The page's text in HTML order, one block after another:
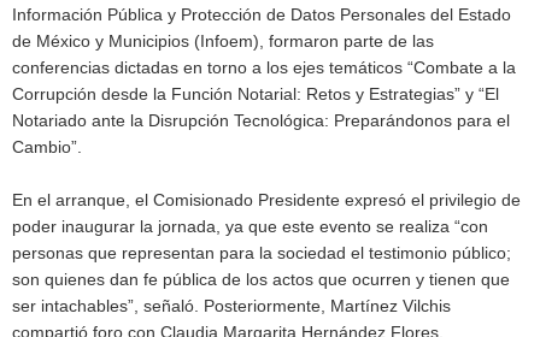
Información Pública y Protección de Datos Personales del Estado
de México y Municipios (Infoem), formaron parte de las
conferencias dictadas en torno a los ejes temáticos “Combate a la
Corrupción desde la Función Notarial: Retos y Estrategias” y “El
Notariado ante la Disrupción Tecnológica: Preparándonos para el
Cambio”.
En el arranque, el Comisionado Presidente expresó el privilegio de
poder inaugurar la jornada, ya que este evento se realiza “con
personas que representan para la sociedad el testimonio público;
son quienes dan fe pública de los actos que ocurren y tienen que
ser intachables”, señaló. Posteriormente, Martínez Vilchis
compartió foro con Claudia Margarita Hernández Flores,